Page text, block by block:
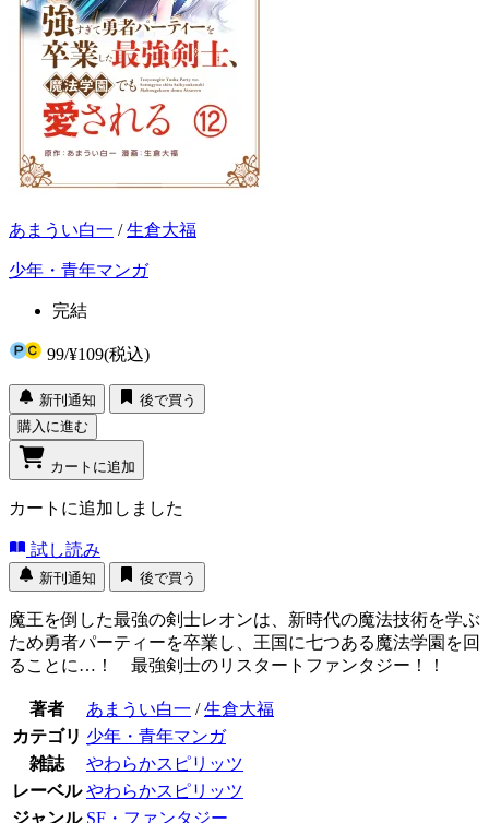
あまうい白一 /生倉大福
少年・青年マンガ
完結
99/¥109(税込)
新刊通知
後で買う
購入に進む
カートに追加
カートに追加しました
試し読み
新刊通知 後で買う
魔王を倒した最強の剣士レオンは、新時代の魔法技術を学ぶ
ため勇者パーティーを卒業し、王国に七つある魔法学園を回
ることに…！ 最強剣士のリスタートファンタジー！！
著者 あまうい白一 /生倉大福
カテゴリ 少年・青年マンガ
雑誌
やわらかスピリッツ
レーベル やわらかスピリッツ
ジャンル SF・ファンタジー